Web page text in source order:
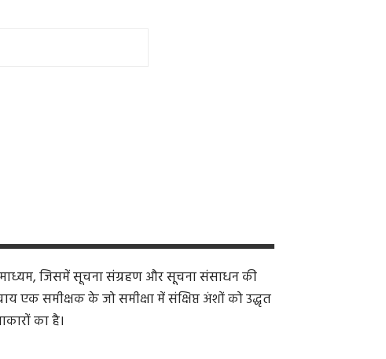
माध्यम, जिसमें सूचना संग्रहण और सूचना संसाधन की
एक समीक्षक के जो समीक्षा में संक्षिप्त अंशों को उद्धृत
का है।